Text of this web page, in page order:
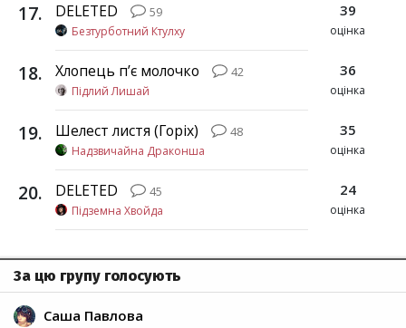
17. DELETED
59
Безтурботний Ктулху
39
оцінка
18. Хлопець пʼє молочко
42
Підлий Лишай
36
оцінка
19. Шелест листя (Горіх)
48
Надзвичайна Драконша
35
оцінка
20. DELETED
45
Підземна Хвойда
24
оцінка
За цю групу голосують
Саша Павлова